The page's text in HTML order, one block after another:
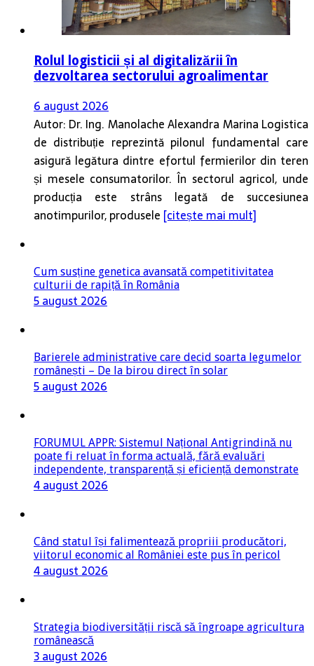
Rolul logisticii și al digitalizării în
dezvoltarea sectorului agroalimentar
6 august 2026
Autor: Dr. Ing. Manolache Alexandra Marina Logistica
de distribuție reprezintă pilonul fundamental care
asigură legătura dintre efortul fermierilor din teren
și mesele consumatorilor. În sectorul agricol, unde
producția este strâns legată de succesiunea
anotimpurilor, produsele [citește mai mult]
Cum susține genetica avansată competitivitatea
culturii de rapiță în România
5 august 2026
Barierele administrative care decid soarta legumelor
românești – De la birou direct în solar
5 august 2026
FORUMUL APPR: Sistemul Național Antigrindină nu
poate fi reluat în forma actuală, fără evaluări
independente, transparență și eficiență demonstrate
4 august 2026
Când statul își falimentează propriii producători,
viitorul economic al României este pus în pericol
4 august 2026
Strategia biodiversității riscă să îngroape agricultura
românească
3 august 2026